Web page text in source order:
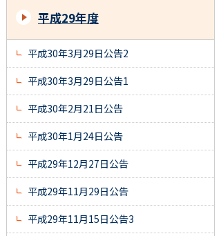
平成29年度
平成30年3月29日公告2
平成30年3月29日公告1
平成30年2月21日公告
平成30年1月24日公告
平成29年12月27日公告
平成29年11月29日公告
平成29年11月15日公告3